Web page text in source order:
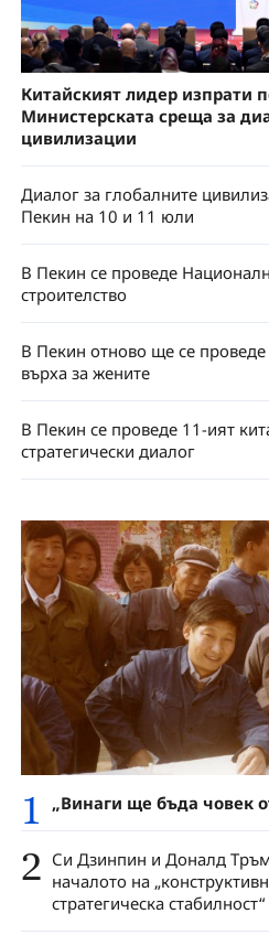
Китайският лидер изпрати
Министерската среща за
цивилизации
Диалог за глобалните
Пекин на 10 и 11 юли
В Пекин се проведе
строителство
В Пекин отново ще се
върха за жените
В Пекин се проведе 11-ият
стратегически диалог
1 „Винаги ще бъда човек
2 Си Дзинпин и Доналд
началото на
стратегическа стабилност“